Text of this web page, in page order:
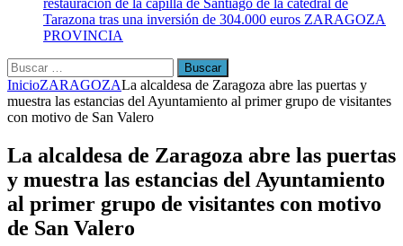
restauración de la capilla de Santiago de la catedral de
Tarazona tras una inversión de 304.000 euros ZARAGOZA
PROVINCIA
Buscar:
InicioZARAGOZALa alcaldesa de Zaragoza abre las puertas y
muestra las estancias del Ayuntamiento al primer grupo de visitantes
con motivo de San Valero
La alcaldesa de Zaragoza abre las puertas
y muestra las estancias del Ayuntamiento
al primer grupo de visitantes con motivo
de San Valero